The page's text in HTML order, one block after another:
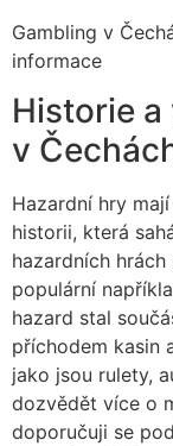
Gambling v
informace
Historie
v
Hazardní hry
historii, která
hazardních
populární
hazard stal
příchodem kasin
jako jsou rulety,
dozvědět více o
doporučuji se